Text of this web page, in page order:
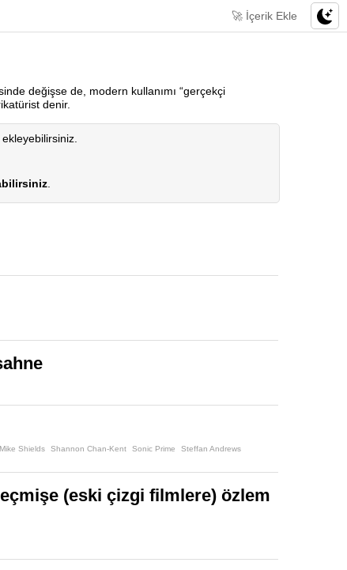
🚀 İçerik Ekle
değişse de, modern kullanımı “gerçekçi
denir.
Mike Shields Shannon Chan-Kent Sonic Prime
Steffan Andrews
(eski çizgi filmlere) özlem